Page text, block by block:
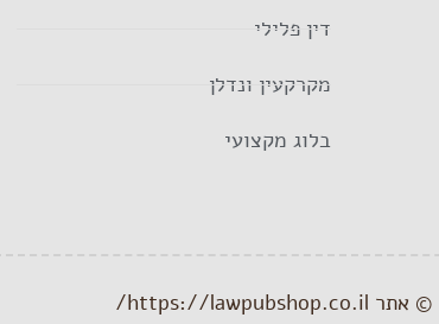
דין פלילי
מקרקעין ונדלן
בלוג מקצועי